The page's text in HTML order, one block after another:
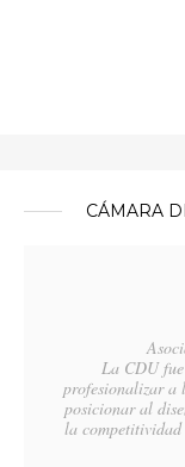
CÁMARA
La CDU
profesionalizar a
posicionar al
la